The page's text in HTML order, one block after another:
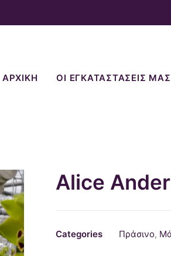
ΑΡΧΙΚΗ ΟΙ ΕΓΚΑΤΑΣΤΑΣΕΙΣ ΜΑΣ
Alice
Categories Πράσινο,